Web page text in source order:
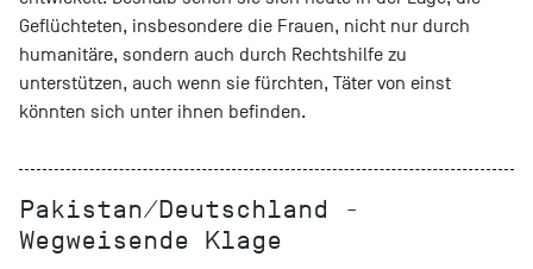
Geflüchteten, insbesondere die Frauen, nicht nur durch
humanitäre, sondern auch durch Rechtshilfe zu
unterstützen, auch wenn sie fürchten, Täter von einst
könnten sich unter ihnen befinden.
Pakistan/Deutschland -
Wegweisende Klage